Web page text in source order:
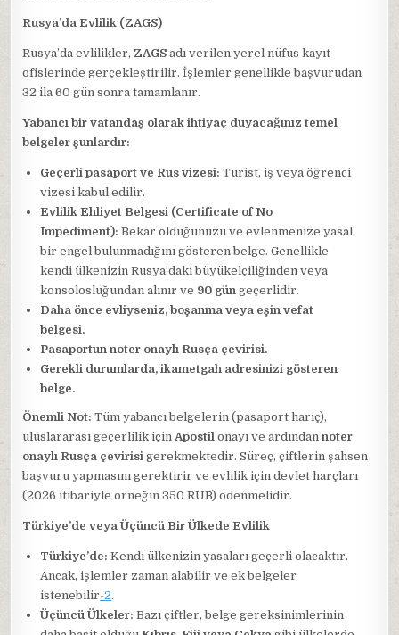
Rusya’da Evlilik (ZAGS)
Rusya’da evlilikler, ZAGS adı verilen yerel nüfus kayıt
ofislerinde gerçekleştirilir. İşlemler genellikle başvurudan
32 ila 60 gün sonra tamamlanır.
Yabancı bir vatandaş olarak ihtiyaç duyacağınız temel
belgeler şunlardır:
Geçerli pasaport ve Rus vizesi: Turist, iş veya öğrenci
vizesi kabul edilir.
Evlilik Ehliyet Belgesi (Certificate of No
Impediment): Bekar olduğunuzu ve evlenmenize yasal
bir engel bulunmadığını gösteren belge. Genellikle
kendi ülkenizin Rusya’daki büyükelçiliğinden veya
konsolosluğundan alınır ve 90 gün geçerlidir.
Daha önce evliyseniz, boşanma veya eşin vefat
belgesi.
Pasaportun noter onaylı Rusça çevirisi.
Gerekli durumlarda, ikametgah adresinizi gösteren
belge.
Önemli Not: Tüm yabancı belgelerin (pasaport hariç),
uluslararası geçerlilik içinApostil onayı ve ardındannoter
onaylı Rusça çevirisi gerekmektedir. Süreç, çiftlerin şahsen
başvuru yapmasını gerektirir ve evlilik için devlet harçları
(2026 itibariyle örneğin 350 RUB) ödenmelidir.
Türkiye’de veya Üçüncü Bir Ülkede Evlilik
Türkiye’de: Kendi ülkenizin yasaları geçerli olacaktır.
Ancak, işlemler zaman alabilir ve ek belgeler
istenebilir-2.
Üçüncü Ülkeler: Bazı çiftler, belge gereksinimlerinin